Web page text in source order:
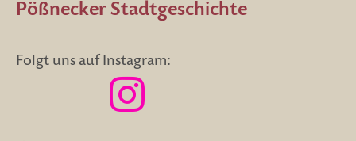
Pößnecker Stadtgeschichte
Folgt uns auf Instagram: